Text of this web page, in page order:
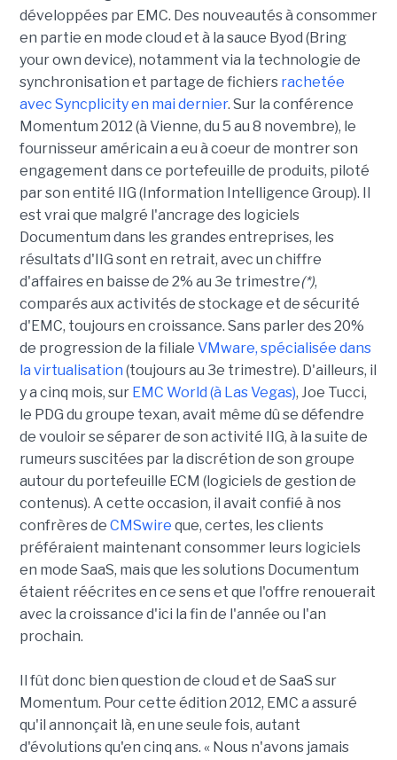
développées par EMC. Des nouveautés à consommer
en partie en mode cloud et à la sauce Byod (Bring
your own device), notamment via la technologie de
synchronisation et partage de fichiers rachetée
avec Syncplicity en mai dernier. Sur la conférence
Momentum 2012 (à Vienne, du 5 au 8 novembre), le
fournisseur américain a eu à coeur de montrer son
engagement dans ce portefeuille de produits, piloté
par son entité IIG (Information Intelligence Group). Il
est vrai que malgré l'ancrage des logiciels
Documentum dans les grandes entreprises, les
résultats d'IIG sont en retrait, avec un chiffre
d'affaires en baisse de 2% au 3e trimestre(*),
comparés aux activités de stockage et de sécurité
d'EMC, toujours en croissance. Sans parler des 20%
de progression de la filiale VMware, spécialisée dans
la virtualisation (toujours au 3e trimestre). D'ailleurs, il
y a cinq mois, sur EMC World (à Las Vegas), Joe Tucci,
le PDG du groupe texan, avait même dû se défendre
de vouloir se séparer de son activité IIG, à la suite de
rumeurs suscitées par la discrétion de son groupe
autour du portefeuille ECM (logiciels de gestion de
contenus). A cette occasion, il avait confié à nos
confrères de CMSwire que, certes, les clients
préféraient maintenant consommer leurs logiciels
en mode SaaS, mais que les solutions Documentum
étaient réécrites en ce sens et que l'offre renouerait
avec la croissance d'ici la fin de l'année ou l'an
prochain.
Il fût donc bien question de cloud et de SaaS sur
Momentum. Pour cette édition 2012, EMC a assuré
qu'il annonçait là, en une seule fois, autant
d'évolutions qu'en cinq ans. « Nous n'avons jamais